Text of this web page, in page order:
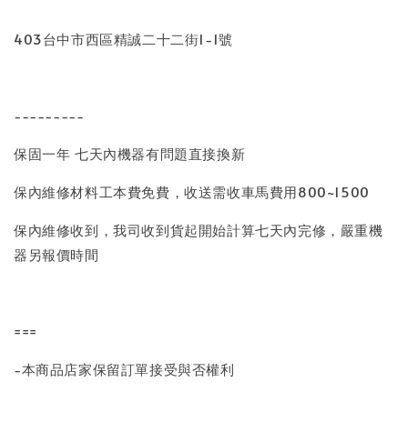
403台中市西區精誠二十二街1-1號
---------
保固一年 七天內機器有問題直接換新
保內維修材料工本費免費，收送需收車馬費用800~1500
保內維修收到，我司收到貨起開始計算七天內完修，嚴重機
器另報價時間
===
-本商品店家保留訂單接受與否權利